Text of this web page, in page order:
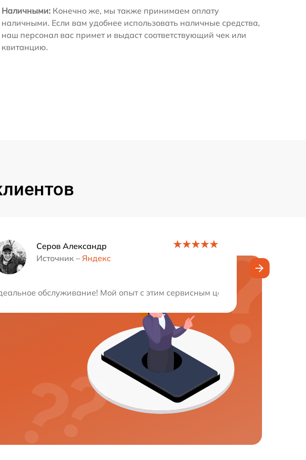
Наличными: Конечно же, мы также принимаем оплату
наличными. Если вам удобнее использовать наличные средства,
наш персонал вас примет и выдаст соответствующий чек или
квитанцию.
технику и дали отличные советы по уходу.
Серов Александр
Источник – Яндекс
обслуживание! Мой опыт с этим сервисным центром был просто